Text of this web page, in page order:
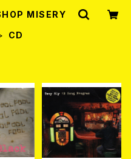
MISERY
CD